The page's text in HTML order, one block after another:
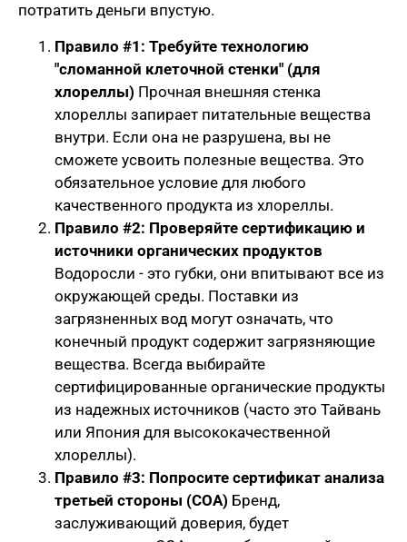
потратить деньги впустую.
Правило #1: Требуйте технологию
"сломанной клеточной стенки" (для
хлореллы) Прочная внешняя стенка
хлореллы запирает питательные вещества
внутри. Если она не разрушена, вы не
сможете усвоить полезные вещества. Это
обязательное условие для любого
качественного продукта из хлореллы.
Правило #2: Проверяйте сертификацию и
источники органических продуктов
Водоросли - это губки, они впитывают все из
окружающей среды. Поставки из
загрязненных вод могут означать, что
конечный продукт содержит загрязняющие
вещества. Всегда выбирайте
сертифицированные органические продукты
из надежных источников (часто это Тайвань
или Япония для высококачественной
хлореллы).
Правило #3: Попросите сертификат анализа
третьей стороны (COA) Бренд,
заслуживающий доверия, будет